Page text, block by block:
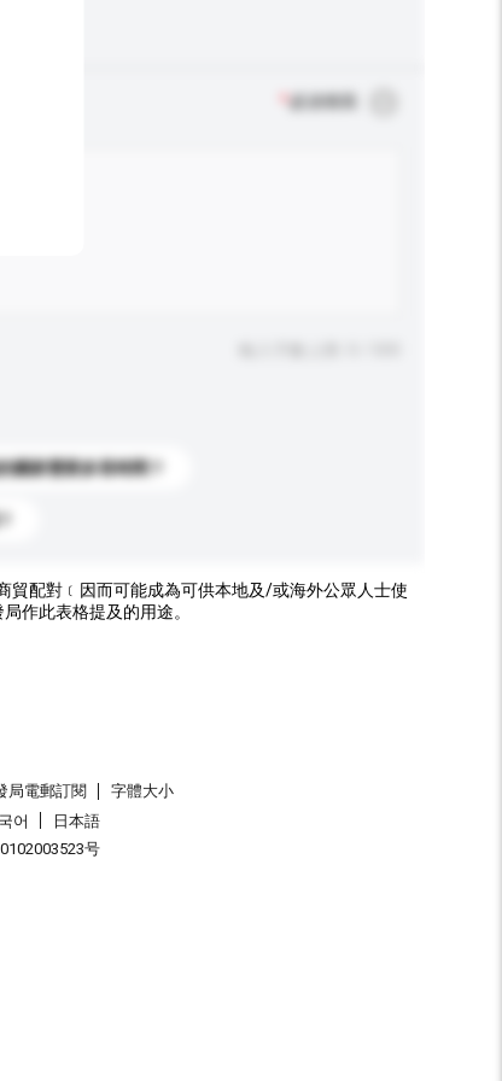
國家需要多長時間？
貿配對﹝因而可能成為可供本地及/或海外公眾人士使
作此表格提及的用途。
局電郵訂閱
字體大小
어
日本語
号